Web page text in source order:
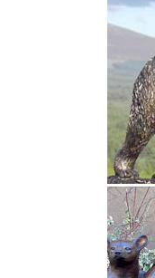
нового
Как
Провоз
Можно
Купить